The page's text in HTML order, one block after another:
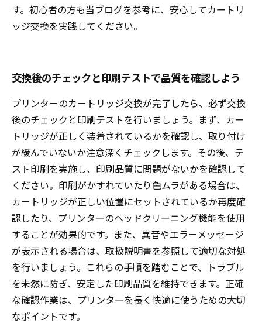
す。初心者の方も当ブログを参考に、安心してカートリ
ッジ交換を実践してください。
交換後のチェックと印刷テストで品質を確認しよう
プリンターのカートリッジ交換が完了したら、必ず交換
後のチェックと印刷テストを行いましょう。まず、カー
トリッジが正しく装着されているかを確認し、取り付け
が緩んでいないか注意深くチェックします。その後、テ
スト印刷を実施し、印刷品質に問題がないかを確認して
ください。印刷がかすれていたり色ムラがある場合は、
カートリッジが正しい位置にセットされているか再度確
認したり、プリンターのヘッドクリーニング機能を使用
することが効果的です。また、異音やエラーメッセージ
が表示される場合は、取扱説明書を参照して適切な対処
を行いましょう。これらの手順を踏むことで、トラブル
を未然に防ぎ、安定した印刷品質を維持できます。正確
な確認作業は、プリンターを長く快適に使うための大切
なポイントです。